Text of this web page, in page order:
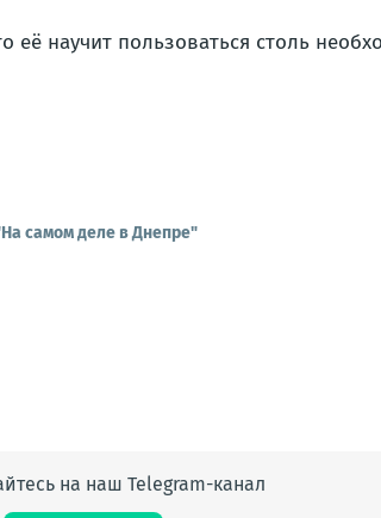
её научит пользоваться столь
самом деле в Днепре"
на наш Telegram-канал